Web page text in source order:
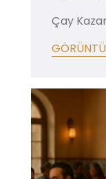
Çay